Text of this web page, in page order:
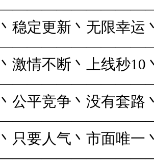
稳定更新丶无限幸运
激情不断丶上线秒10
公平竞争丶没有套路
只要人气丶市面唯一